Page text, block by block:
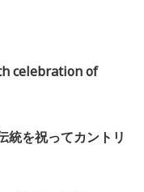
celebration of
統を祝ってカントリ